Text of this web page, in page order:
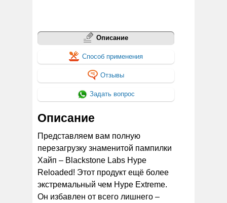
Описание
Способ применения
Отзывы
Задать вопрос
Описание
Представляем вам полную
перезагрузку знаменитой пампилки
Хайп – Blackstone Labs Hype
Reloaded! Этот продукт ещё более
экстремальный чем Hype Extreme.
Он избавлен от всего лишнего –